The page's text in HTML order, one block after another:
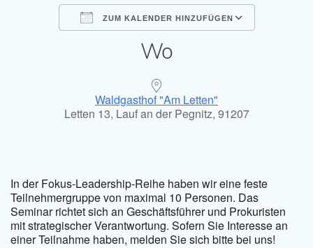
ZUM KALENDER HINZUFÜGEN
ICS herunterladenWo
Waldgasthof "Am Letten"
Letten 13, Lauf an der Pegnitz, 91207
In der Fokus-Leadership-Reihe haben wir eine feste
Teilnehmergruppe von maximal 10 Personen. Das
Seminar richtet sich an Geschäftsführer und Prokuristen
mit strategischer Verantwortung. Sofern Sie Interesse an
einer Teilnahme haben, melden Sie sich bitte bei uns!